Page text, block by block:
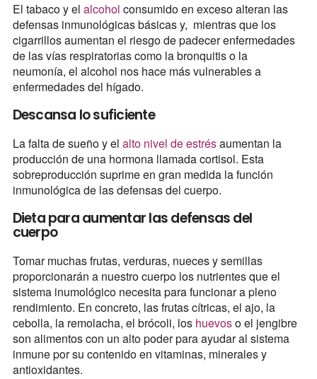
El tabaco y el alcohol consumido en exceso alteran las
defensas inmunológicas básicas y, mientras que los
cigarrillos aumentan el riesgo de padecer enfermedades
de las vías respiratorias como la bronquitis o la
neumonía, el alcohol nos hace más vulnerables a
enfermedades del hígado.
Descansa lo suficiente
La falta de sueño y el alto nivel de estrésaumentan la
producción de una hormona llamada cortisol. Esta
sobreproducción suprime en gran medida la función
inmunológica de las defensas del cuerpo.
Dieta para aumentar las defensas del
cuerpo
Tomar muchas frutas, verduras, nueces y semillas
proporcionarán a nuestro cuerpo los nutrientes que el
sistema inumológico necesita para funcionar a pleno
rendimiento. En concreto, las frutas cítricas, el ajo, la
cebolla, la remolacha, el brócoli, los huevoso el jengibre
son alimentos con un alto poder para ayudar al sistema
inmune por su contenido en vitaminas, minerales y
antioxidantes.